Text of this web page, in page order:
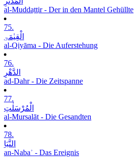
al-Muddaṯṯir - Der in den Mantel Gehüllte
75.
الْقِیٰمَۃِ
al-Qiyāma - Die Auferstehung
76.
الدَّھْرِ
ad-Dahr - Die Zeitspanne
77.
الْمُرْسَلٰتِ
al-Mursalāt - Die Gesandten
78.
النَّبَاِ
an-Nabaʾ - Das Ereignis